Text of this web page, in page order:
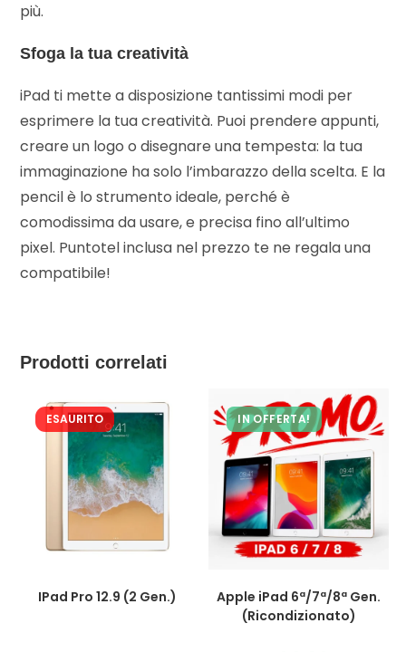
più.
Sfoga la tua creatività
iPad ti mette a disposizione tantissimi modi per
esprimere la tua creatività. Puoi prendere appunti,
creare un logo o disegnare una tempesta: la tua
immaginazione ha solo l’imbarazzo della scelta. E la
pencil è lo strumento ideale, perché è
comodissima da usare, e precisa fino all’ultimo
pixel. Puntotel inclusa nel prezzo te ne regala una
compatibile!
Prodotti correlati
ESAURITO
IPad Pro 12.9 (2 Gen.)
IN OFFERTA!
Apple iPad 6ª/7ª/8ª Gen.
(Ricondizionato)